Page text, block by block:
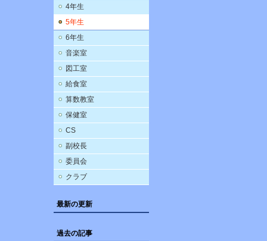
4年生
5年生
6年生
音楽室
図工室
給食室
算数教室
保健室
CS
副校長
委員会
クラブ
最新の更新
過去の記事